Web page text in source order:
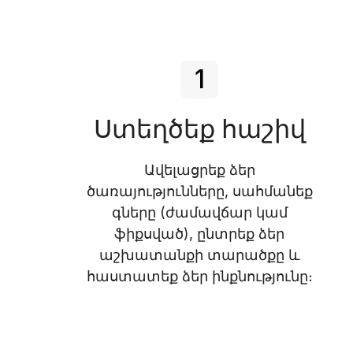
1
Ստեղծեք հաշիվ
Ավելացրեք ձեր
ծառայությունները, սահմանեք
գները (ժամավճար կամ
ֆիքսված), ընտրեք ձեր
աշխատանքի տարածքը և
հաստատեք ձեր ինքնությունը։